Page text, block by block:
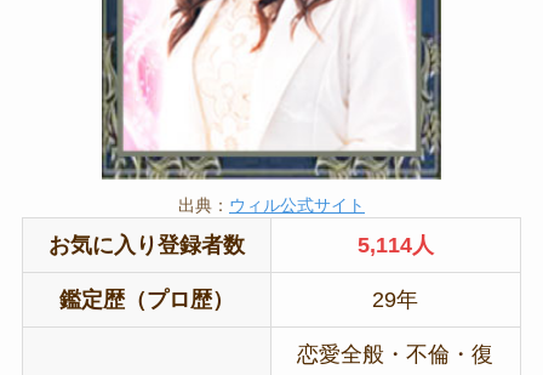
出典： ウィル公式サイト
お気に入り登録者数 5,114人
鑑定歴（プロ歴） 29年
恋愛全般・不倫・復